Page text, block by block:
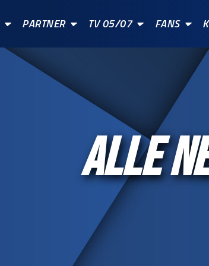
PARTNER TV 05/07 FANS
ALLE